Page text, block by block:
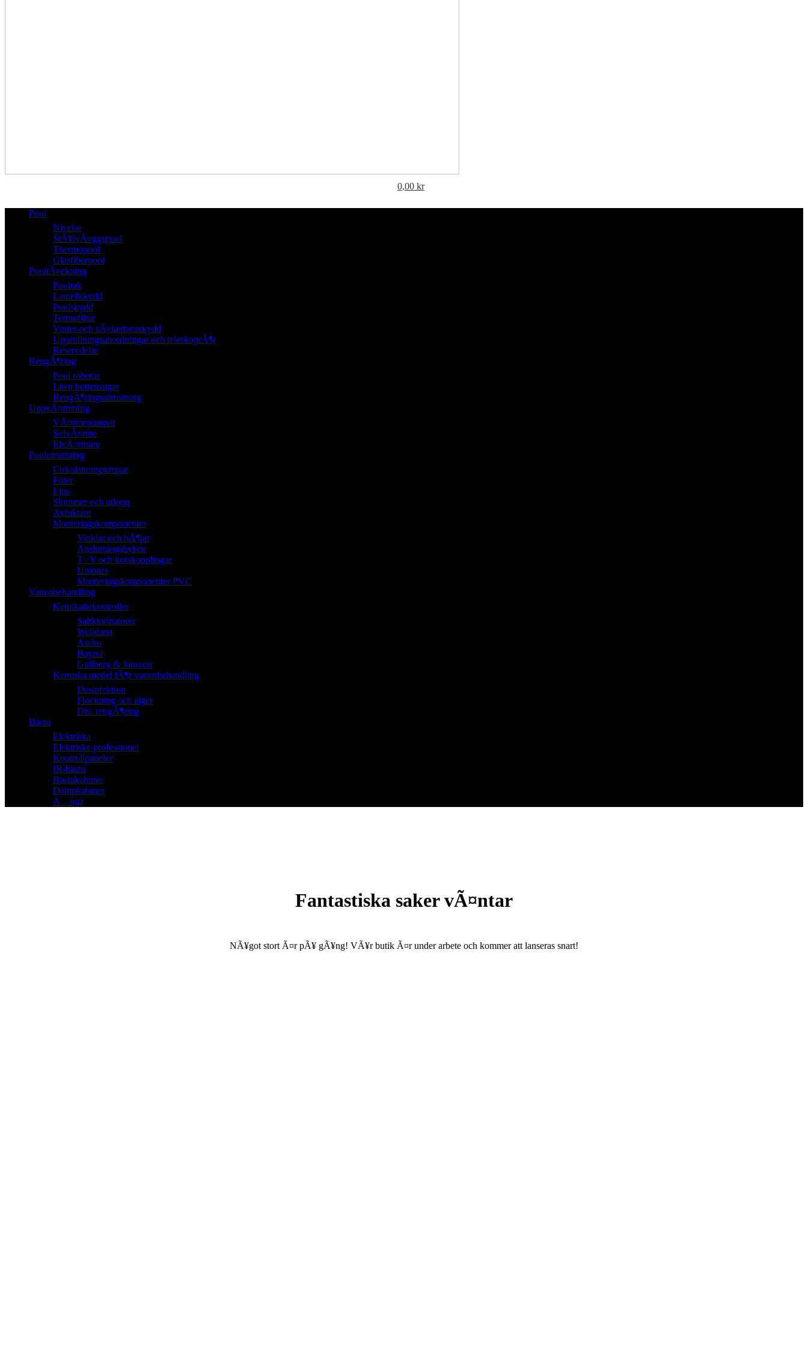
0,00 kr
Pool
Niveko
StÃ¥lvÃ¤ggspool
Thermopool
Glasfiberpool
PooltÃ¤ckning
Pooltak
Lamellskydd
Poolskydd
Termofiltar
Vinter-och sÃ¤kerhetsskydd
Upprullningsanordningar och teleskoprÃ¶r
Reservdelar
RengÃ¶ring
Pool robotar
Liten bottensugar
RengÃ¶ringsutrustning
UppvÃ¤rmning
VÃ¤rmepumpar
SolvÃ¤rme
ElvÃ¤rmare
Poolutrustning
Cirkulationspumpar
Filter
Ljus
Skimmer och utlopp
Avfuktare
Monteringskomponenter
Vinklar och bÃ¶jar
Anslutningshylsor
T / Y och korskopplingar
Unioner
Monteringskomponenter PVC
Vattenbehandling
Kemikaliekontroller
Saltklorinatorer
Welldana
Aseko
Bayrol
Gullberg & Jansson
Kemiska medel fÃ¶r vattenbehandling
Desinfektion
Flockning och alger
Div. rengÃ¶ring
Bastu
Elektriska
Elektriske professionel
Kontrollpaneler
IR-bastu
Bastukabiner
Dampkabiner
Ã…nga
Fantastiska saker vÃ¤ntar
NÃ¥got stort Ã¤r pÃ¥ gÃ¥ng! VÃ¥r butik Ã¤r under arbete och kommer att lanseras snart!